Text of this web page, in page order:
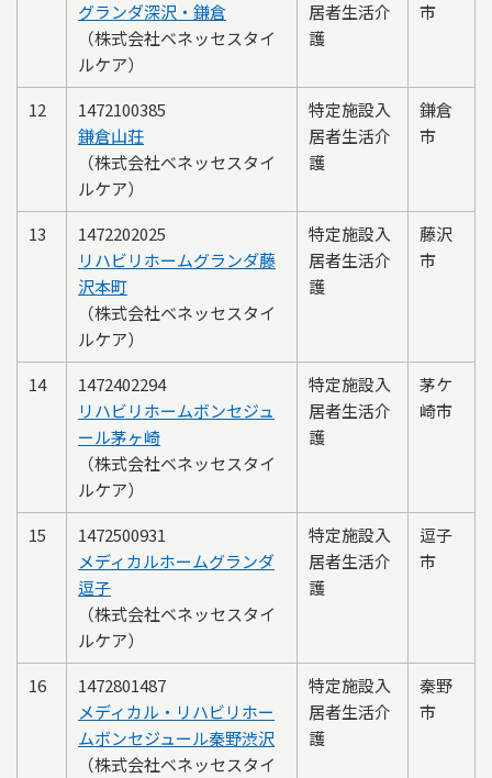
グランダ深沢・鎌倉
（株式会社ベネッセスタイ
ルケア）
居者生活介
護
市
12
1472100385
鎌倉山荘
（株式会社ベネッセスタイ
ルケア）
特定施設入
居者生活介
護
鎌倉
市
13
1472202025
リハビリホームグランダ藤
沢本町
（株式会社ベネッセスタイ
ルケア）
特定施設入
居者生活介
護
藤沢
市
14
1472402294
リハビリホームボンセジュ
ール茅ヶ崎
（株式会社ベネッセスタイ
ルケア）
特定施設入
居者生活介
護
茅ケ
崎市
15
1472500931
メディカルホームグランダ
逗子
（株式会社ベネッセスタイ
ルケア）
特定施設入
居者生活介
護
逗子
市
16
1472801487
メディカル・リハビリホー
ムボンセジュール秦野渋沢
（株式会社ベネッセスタイ
特定施設入
居者生活介
護
秦野
市